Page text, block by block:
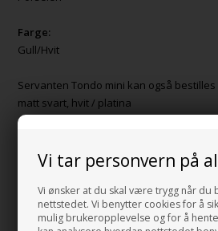
Vi tar personvern på
Vi ønsker at du skal være trygg når du
nettstedet. Vi benytter cookies for å
mulig brukeropplevelse og for å hente
Farge:
Gull/Hvit
Servanten Tondo mini kan også
matt svart, hvit / platina
HUSK OGSÅ DISSE